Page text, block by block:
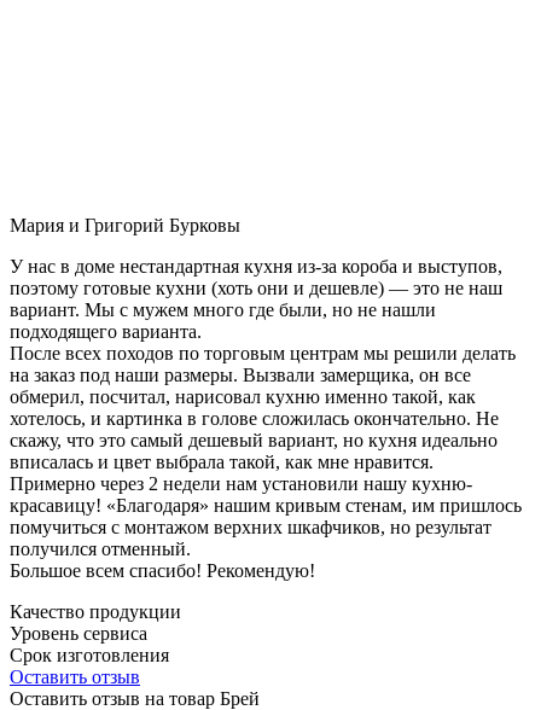
Мария и Григорий Бурковы
У нас в доме нестандартная кухня из-за короба и выступов,
поэтому готовые кухни (хоть они и дешевле) — это не наш
вариант. Мы с мужем много где были, но не нашли
подходящего варианта.
После всех походов по торговым центрам мы решили делать
на заказ под наши размеры. Вызвали замерщика, он все
обмерил, посчитал, нарисовал кухню именно такой, как
хотелось, и картинка в голове сложилась окончательно. Не
скажу, что это самый дешевый вариант, но кухня идеально
вписалась и цвет выбрала такой, как мне нравится.
Примерно через 2 недели нам установили нашу кухню-
красавицу! «Благодаря» нашим кривым стенам, им пришлось
помучиться с монтажом верхних шкафчиков, но результат
получился отменный.
Большое всем спасибо! Рекомендую!
Качество продукции
Уровень сервиса
Срок изготовления
Оставить отзыв
Оставить отзыв на товар Брей